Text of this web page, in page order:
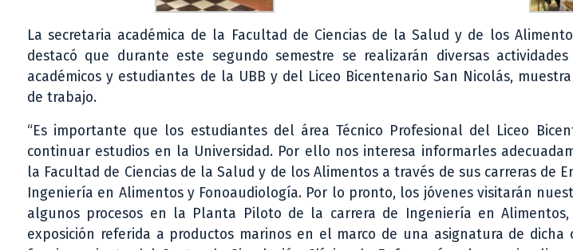
La secretaria académica de la Facultad de Ciencias de la Salud y de los
destacó que durante este segundo semestre se realizarán diversas
académicos y estudiantes de la UBB y del Liceo Bicentenario San Nicolás,
de trabajo.
“Es importante que los estudiantes del área Técnico Profesional del Liceo
continuar estudios en la Universidad. Por ello nos interesa informarles
la Facultad de Ciencias de la Salud y de los Alimentos a través de sus carreras de
Ingeniería en Alimentos y Fonoaudiología. Por lo pronto, los jóvenes visitarán
algunos procesos en la Planta Piloto de la carrera de Ingeniería en
exposición referida a productos marinos en el marco de una asignatura de dicha